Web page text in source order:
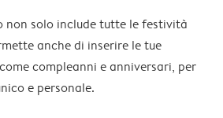
non solo include tutte le festività
anche di inserire le tue
compleanni e anniversari, per
e personale.